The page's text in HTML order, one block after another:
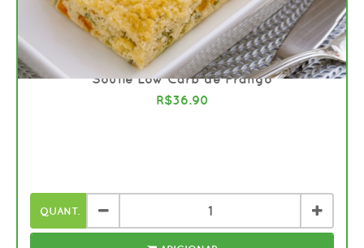
66
Souflê Low Carb de Frango
R$36.90
QUANT.